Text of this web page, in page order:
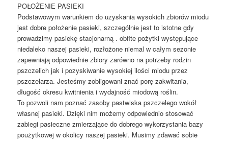
POŁOŻENIE PASIEKI
Podstawowym warunkiem do uzyskania wysokich zbiorów miodu
jest dobre położenie pasieki, szczególnie jest to istotne gdy
prowadzimy pasiekę stacjonarną . obfite pożytki występujące
niedaleko naszej pasieki, rozłożone niemal w całym sezonie
zapewniają odpowiednie zbiory zarówno na potrzeby rodzin
pszczelich jak i pozyskiwanie wysokiej ilości miodu przez
pszczelarza. Jesteśmy zobligowani znać porę zakwitania,
długość okresu kwitnienia i wydajność miodową roślin.
To pozwoli nam poznać zasoby pastwiska pszczelego wokół
własnej pasieki. Dzięki nim możemy odpowiednio stosować
zabiegi pasieczne zmierzające do dobrego wykorzystania bazy
poużytkowej w okolicy naszej pasieki. Musimy zdawać sobie